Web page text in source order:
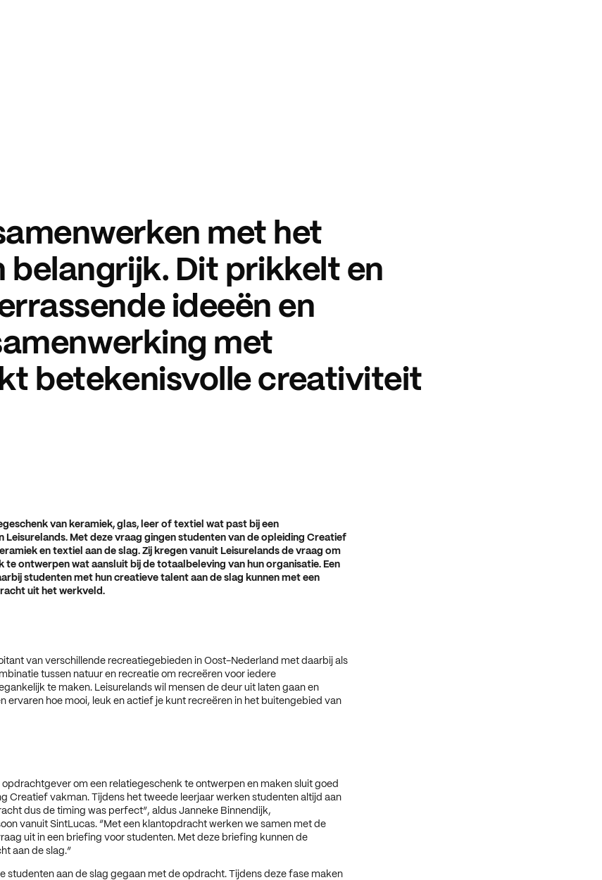
met het
belangrijk. Dit prikkelt en
ideeën en
met
betekenisvolle creativiteit
van keramiek, glas, leer of textiel wat past bij een
Leisurelands. Met deze vraag gingen studenten van de opleiding Creatief
en textiel aan de slag. Zij kregen vanuit Leisurelands de vraag om
te ontwerpen wat aansluit bij de totaalbeleving van hun organisatie. Een
studenten met hun creatieve talent aan de slag kunnen met een
uit het werkveld.
van verschillende recreatiegebieden in Oost-Nederland met daarbij als
tussen natuur en recreatie om recreëren voor iedere
te maken. Leisurelands wil mensen de deur uit laten gaan en
ervaren hoe mooi, leuk en actief je kunt recreëren in het buitengebied van
opdrachtgever om een relatiegeschenk te ontwerpen en maken sluit goed
Creatief vakman. Tijdens het tweede leerjaar werken studenten altijd aan
dus de timing was perfect”, aldus Janneke Binnendijk,
vanuit SintLucas. “Met een klantopdracht werken we samen met de
uit in een briefing voor studenten. Met deze briefing kunnen de
aan de slag.”
studenten aan de slag gegaan met de opdracht. Tijdens deze fase maken